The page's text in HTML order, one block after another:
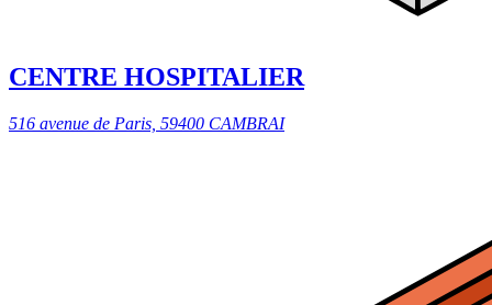
CENTRE HOSPITALIER
516 avenue de Paris, 59400 CAMBRAI